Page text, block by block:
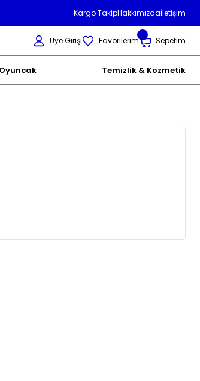
Kargo TakipHakkımızdaİletişim
Üye Girişi Favorilerim Sepetim
Temizlik & Kozmetik